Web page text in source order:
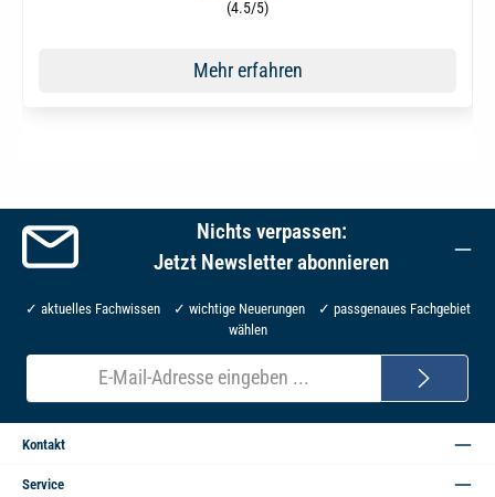
Durchschnittliche Bewertung von 4.5 von 5 Sternen
(4.5/5)
Mehr erfahren
Nichts verpassen:
Jetzt Newsletter abonnieren
✓ aktuelles Fachwissen ✓ wichtige Neuerungen ✓ passgenaues Fachgebiet
wählen
E-
Mail-
Adresse*
Kontakt
Service